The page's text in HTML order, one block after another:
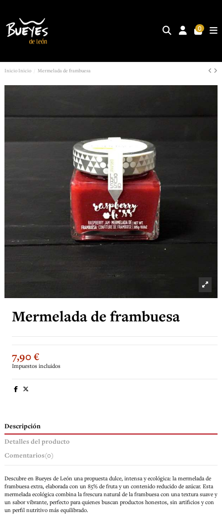
0
Inicio Inicio Mermelada de frambuesa
Mermelada de frambuesa
7,90 €
Impuestos incluidos
Descripción
Detalles del producto
Comentarios(0)
Descubre en Bueyes de León una propuesta dulce, intensa y ecológica: la mermelada de
frambuesa extra, elaborada con un 85% de fruta y un contenido reducido de azúcar. Esta
mermelada ecológica combina la frescura natural de la frambuesa con una textura suave y
un sabor vibrante, perfecto para quienes buscan productos honestos, sin artificios y con
un perfil nutritivo más equilibrado.